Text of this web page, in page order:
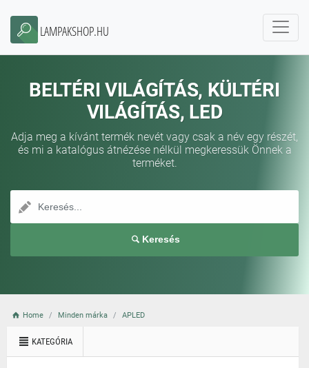
LAMPAKSHOP.HU
BELTÉRI VILÁGÍTÁS, KÜLTÉRI
VILÁGÍTÁS, LED
Adja meg a kívánt termék nevét vagy csak a név egy részét,
és mi a katalógus átnézése nélkül megkeressük Önnek a
terméket.
Keresés
Home Minden márka APLED
KATEGÓRIA